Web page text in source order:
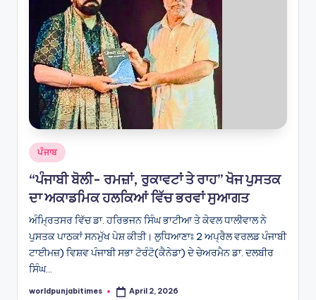
Posted
in
ਪੰਜਾਬ
“ਪੰਜਾਬੀ ਬੋਲੀ- ਰਮਜ਼ਾਂ, ਰੁਕਾਵਟਾਂ ਤੇ ਰਾਹ” ਖੋਜ ਪੁਸਤਕ
ਦਾ ਅਕਾਡਮਿਕ ਹਲਕਿਆਂ ਵਿੱਚ ਭਰਵਾਂ ਸੁਆਗਤ
ਅੰਮ੍ਰਿਤਸਰ ਵਿੱਚ ਡਾ. ਹਰਿਭਜਨ ਸਿੰਘ ਭਾਟੀਆ ਤੇ ਕੇਵਲ ਧਾਲੀਵਾਲ ਨੇ
ਪੁਸਤਕ ਪਾਠਕਾਂ ਸਨਮੁੱਖ ਪੇਸ਼ ਕੀਤੀ। ਲੁਧਿਆਣਾਃ 2 ਅਪ੍ਰੈਲ ਵਰਲਡ ਪੰਜਾਬੀ
ਟਾਈਮਜ਼) ਵਿਸ਼ਵ ਪੰਜਾਬੀ ਸਭਾ ਟੋਰੰਟੋ(ਕੈਨੇਡਾ) ਦੇ ਚੇਅਰਮੈਨ ਡਾ. ਦਲਬੀਰ
ਸਿੰਘ…
Posted
worldpunjabitimes April 2, 2026